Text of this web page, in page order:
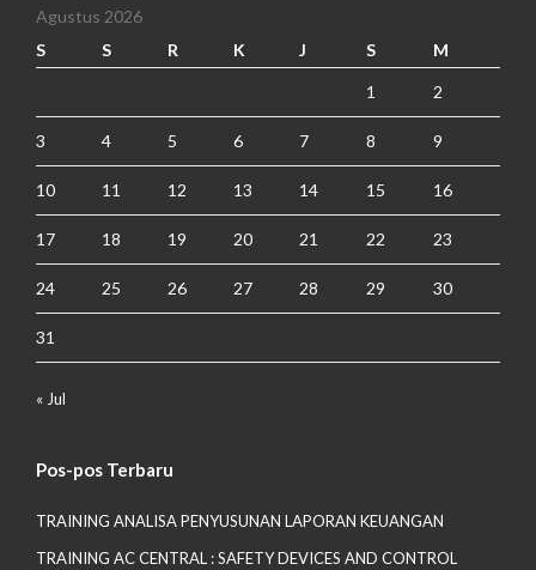
Agustus 2026
S
S R K J S M
1 2
3 4 5 6 7 8 9
10 11 12 13 14 15 16
17 18 19 20 21 22 23
24 25 26 27 28 29 30
31
« Jul
Pos-pos Terbaru
TRAINING ANALISA PENYUSUNAN LAPORAN KEUANGAN
TRAINING AC CENTRAL : SAFETY DEVICES AND CONTROL